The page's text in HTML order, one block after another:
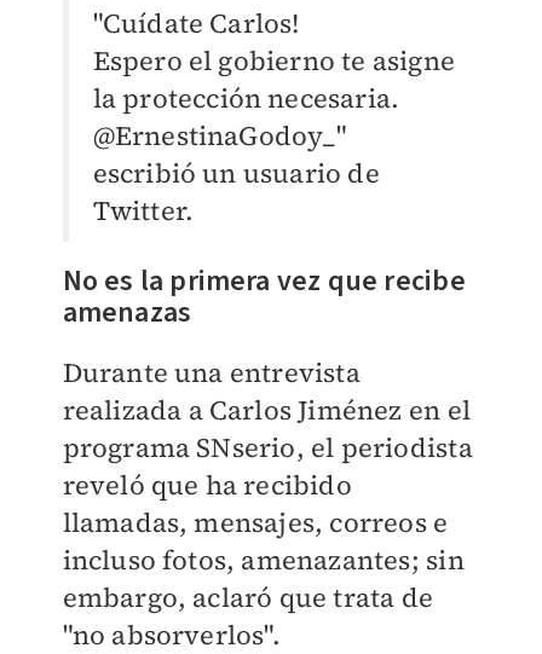
"Cuídate Carlos!
Espero el gobierno te asigne
la protección necesaria.
@ErnestinaGodoy_"
escribió un usuario de
Twitter.
No es la primera vez que recibe
amenazas
Durante una entrevista
realizada a Carlos Jiménez en el
programa SNserio, el periodista
reveló que ha recibido
llamadas, mensajes, correos e
incluso fotos, amenazantes; sin
embargo, aclaró que trata de
"no absorverlos".